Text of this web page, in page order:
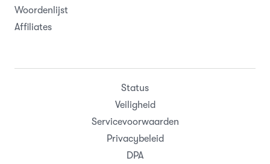
Woordenlijst
Affiliates
Status
Veiligheid
Servicevoorwaarden
Privacybeleid
DPA